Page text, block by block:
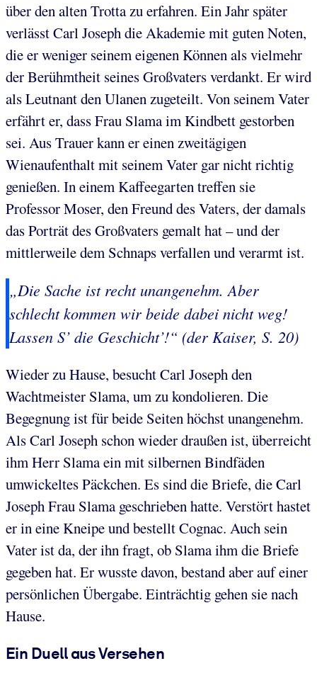
über den alten Trotta zu erfahren. Ein Jahr später
verlässt Carl Joseph die Akademie mit guten Noten,
die er weniger seinem eigenen Können als vielmehr
der Berühmtheit seines Großvaters verdankt. Er wird
als Leutnant den Ulanen zugeteilt. Von seinem Vater
erfährt er, dass Frau Slama im Kindbett gestorben
sei. Aus Trauer kann er einen zweitägigen
Wienaufenthalt mit seinem Vater gar nicht richtig
genießen. In einem Kaffeegarten treffen sie
Professor Moser, den Freund des Vaters, der damals
das Porträt des Großvaters gemalt hat – und der
mittlerweile dem Schnaps verfallen und verarmt ist.
„Die Sache ist recht unangenehm. Aber
schlecht kommen wir beide dabei nicht weg!
Lassen S’ die Geschicht’!“ (der Kaiser, S. 20)
Wieder zu Hause, besucht Carl Joseph den
Wachtmeister Slama, um zu kondolieren. Die
Begegnung ist für beide Seiten höchst unangenehm.
Als Carl Joseph schon wieder draußen ist, überreicht
ihm Herr Slama ein mit silbernen Bindfäden
umwickeltes Päckchen. Es sind die Briefe, die Carl
Joseph Frau Slama geschrieben hatte. Verstört hastet
er in eine Kneipe und bestellt Cognac. Auch sein
Vater ist da, der ihn fragt, ob Slama ihm die Briefe
gegeben hat. Er wusste davon, bestand aber auf einer
persönlichen Übergabe. Einträchtig gehen sie nach
Hause.
Ein Duell aus Versehen